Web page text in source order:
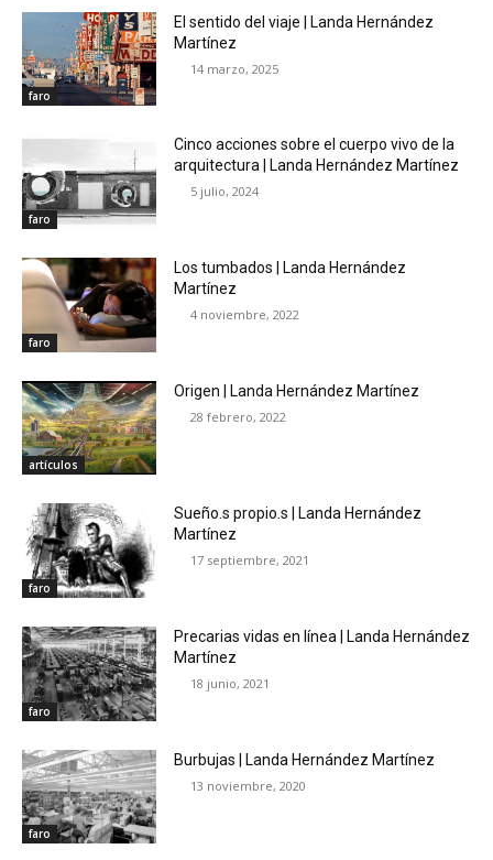
faro
El sentido del viaje | Landa Hernández
Martínez
14 marzo, 2025
faro
Cinco acciones sobre el cuerpo vivo de la
arquitectura | Landa Hernández Martínez
5 julio, 2024
faro
Los tumbados | Landa Hernández
Martínez
4 noviembre, 2022
artículos
Origen | Landa Hernández Martínez
28 febrero, 2022
faro
Sueño.s propio.s | Landa Hernández
Martínez
17 septiembre, 2021
faro
Precarias vidas en línea | Landa Hernández
Martínez
18 junio, 2021
faro
Burbujas | Landa Hernández Martínez
13 noviembre, 2020